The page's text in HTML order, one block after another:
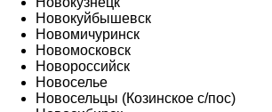
Новокуйбышевск
Новомичуринск
Новомосковск
Новороссийск
Новоселье
Новосельцы (Козинское с/пос)